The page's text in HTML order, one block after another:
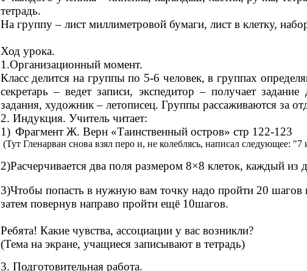
тетрадь.
На группу – лист миллиметровой бумаги, лист в клетку,
Ход урока.
1.Организационный момент.
Класс делится на группы по 5-6 человек, в группах
секретарь – ведет записи, экспедитор – получает
задания, художник – летописец. Группы рассаживаются за
2. Индукция. Учитель читает:
1) Фрагмент Ж. Верн «Таинственный остров» стр 122-123
(Тут Гленарван снова взял перо и, не колеблясь, написал следующее:
2)Расчерчивается два поля размером 8×8 клеток, каждый
3)Чтобы попасть в нужную вам точку надо пройти 20 шагов
затем повернув направо пройти ещё 10шагов.
Ребята! Какие чувства, ассоциации у вас возникли?
(Тема на экране, учащиеся записывают в тетрадь)
3. Подготовительная работа.